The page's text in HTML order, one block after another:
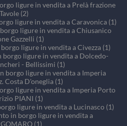
ligure in vendita a Prelà frazione
Tavole (2)
ligure in vendita a Caravonica (1)
ligure in vendita a Chiusanico
Gazzelli (1)
ligure in vendita a Civezza (1)
borgo ligure in vendita a Dolcedo-
- Bellissimi (1)
borgo ligure in vendita a Imperia
Costa D'oneglia (1)
ligure in vendita a Imperia Porto
PIANI (1)
ligure in vendita a Lucinasco (1)
in borgo ligure in vendita a
(1)